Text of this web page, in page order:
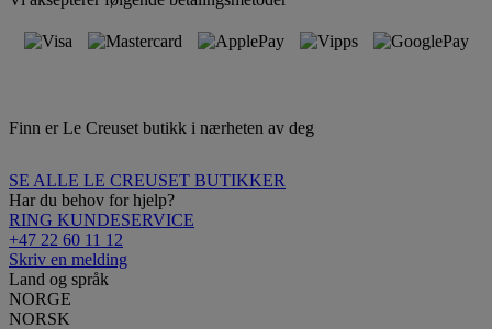
Finn er Le Creuset butikk i nærheten av deg
SE ALLE LE CREUSET BUTIKKER
Har du behov for hjelp?
RING KUNDESERVICE
+47 22 60 11 12
Skriv en melding
Land og språk
NORGE
NORSK